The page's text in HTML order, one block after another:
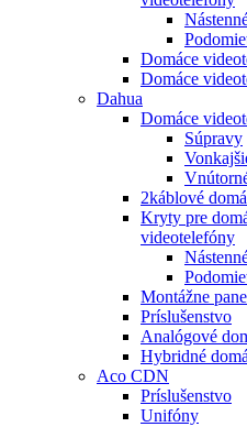
Domáce
Domáce
Dahua
Domáce
Súpravy
2káblové
Kryty pre
videotelefóny
Montážne
Príslušenstvo
Analógové
Hybridné
Aco CDN
Príslušenstvo
Unifóny